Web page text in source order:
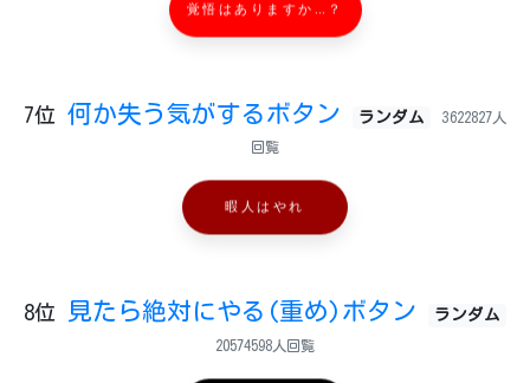
覚悟はありますか…？
7位 何か失う気がするボタン ランダム 3622827人
回覧
暇人はやれ
8位 見たら絶対にやる(重め)ボタン ランダム
20574598人回覧